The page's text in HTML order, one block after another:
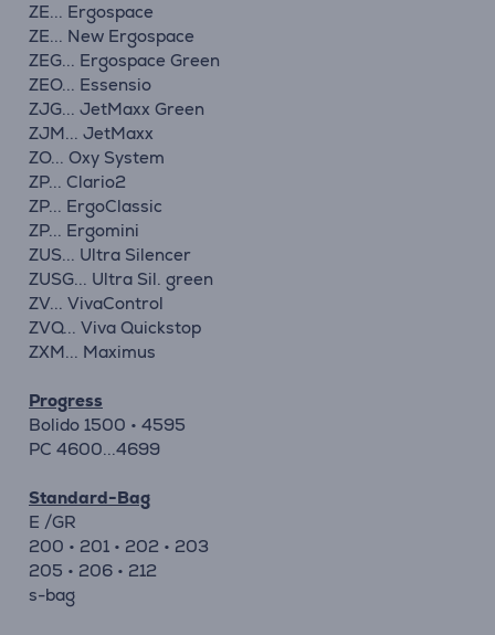
ZE... Ergospace
ZE... New Ergospace
ZEG... Ergospace Green
ZEO... Essensio
ZJG... JetMaxx Green
ZJM... JetMaxx
ZO... Oxy System
ZP... Clario2
ZP... ErgoClassic
ZP... Ergomini
ZUS... Ultra Silencer
ZUSG... Ultra Sil. green
ZV... VivaControl
ZVQ... Viva Quickstop
ZXM... Maximus
Progress
Bolido 1500 • 4595
PC 4600...4699
Standard-Bag
E /GR
200 • 201 • 202 • 203
205 • 206 • 212
s-bag